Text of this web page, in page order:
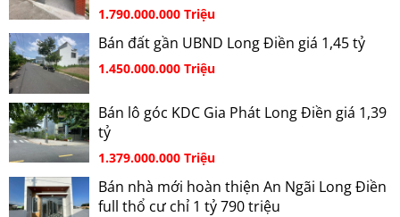
1.790.000.000 Triệu
Bán đất gần UBND Long Điền giá 1,45 tỷ
1.450.000.000 Triệu
Bán lô góc KDC Gia Phát Long Điền giá 1,39
tỷ
1.379.000.000 Triệu
Bán nhà mới hoàn thiện An Ngãi Long Điền
full thổ cư chỉ 1 tỷ 790 triệu